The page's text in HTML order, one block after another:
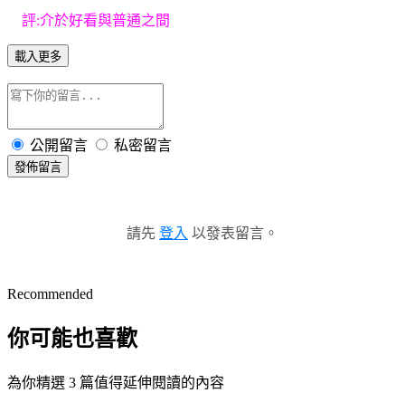
評:介於好看與普通之間
載入更多
公開留言 私密留言
發佈留言
請先 登入 以發表留言。
Recommended
你可能也喜歡
為你精選 3 篇值得延伸閱讀的內容